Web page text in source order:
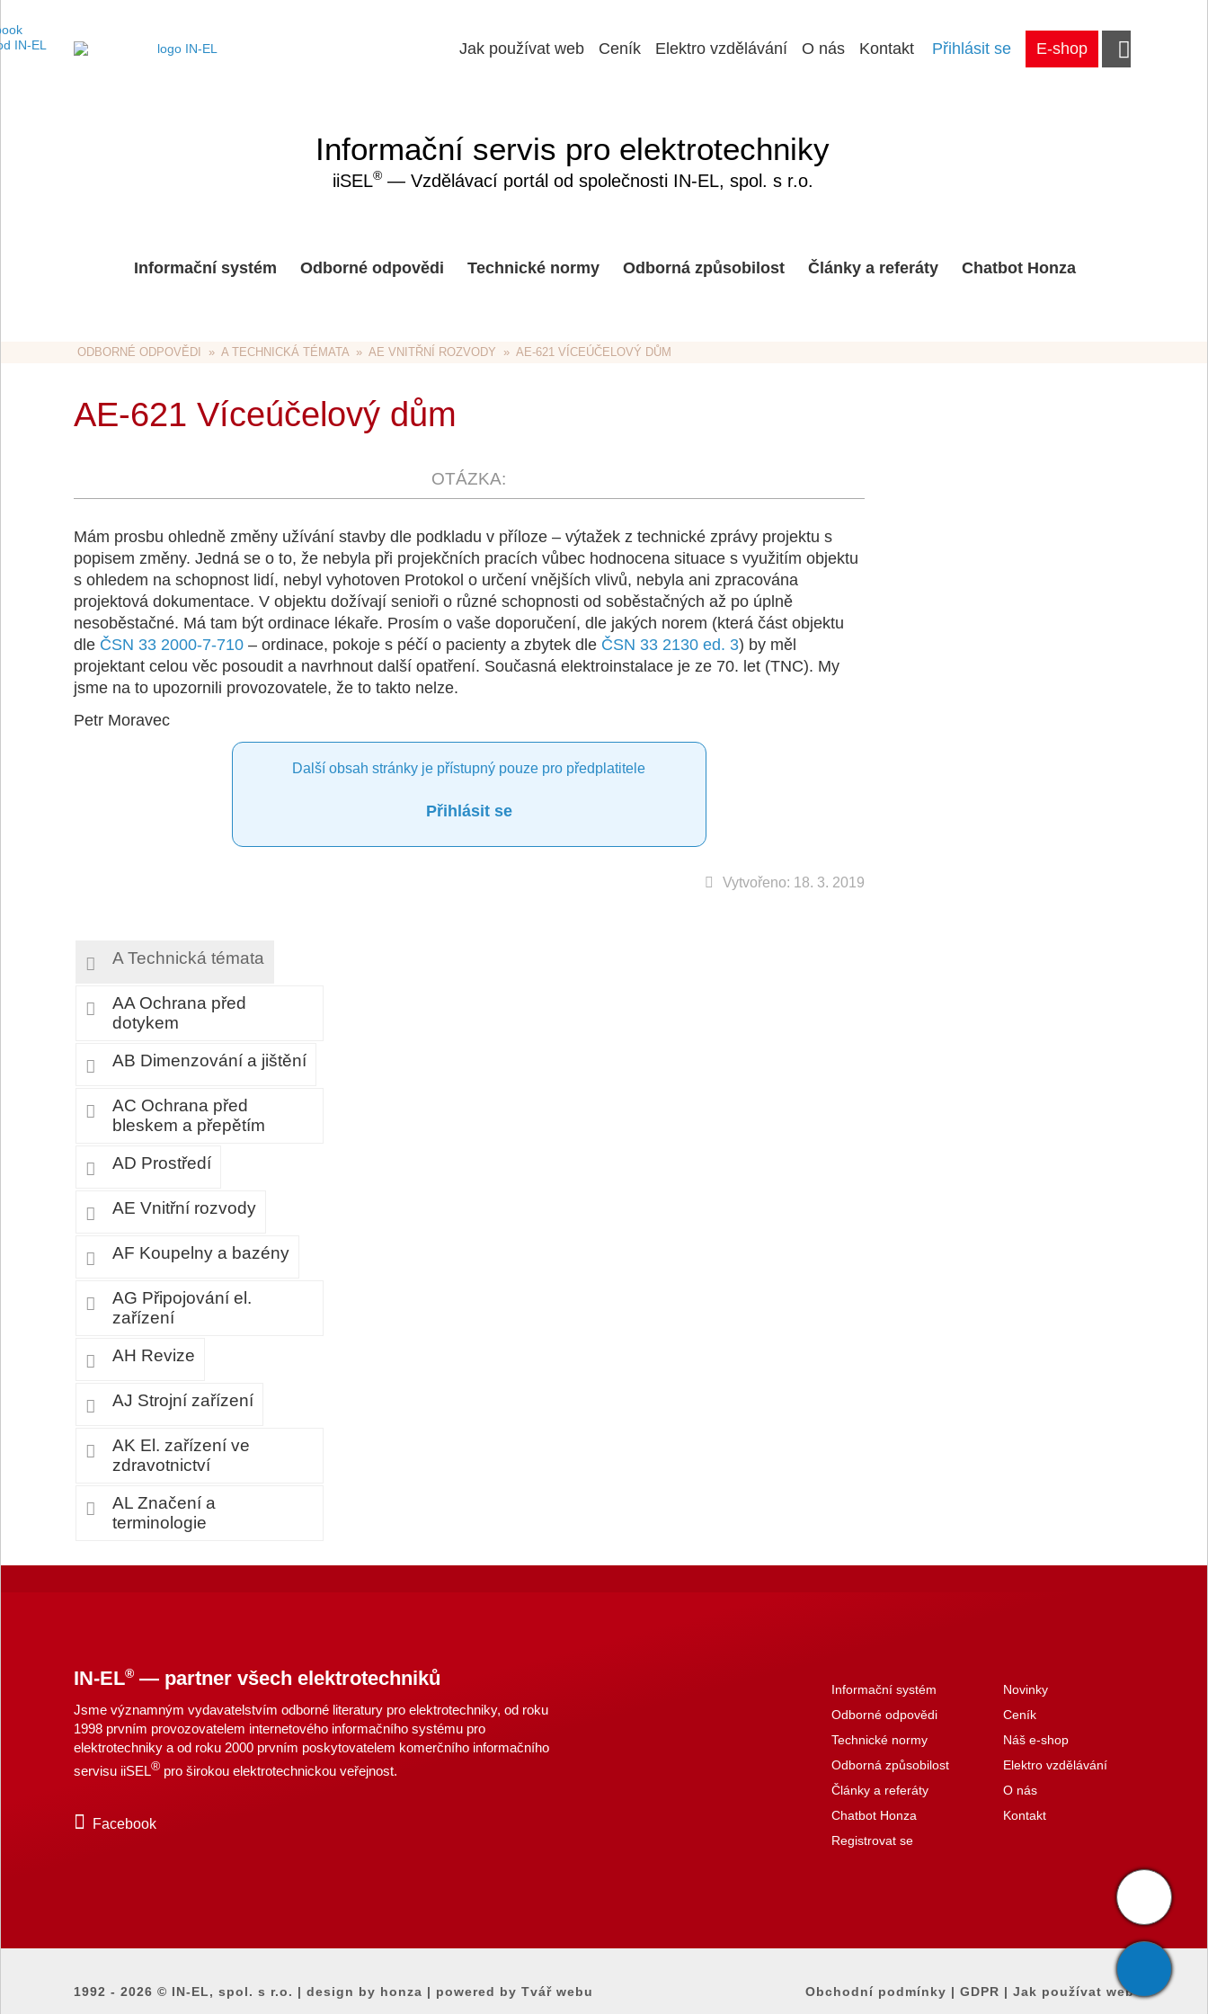
Přihlásit se E-shop
Jak používat web Ceník Elektro vzdělávání O nás Kontakt
Informační servis pro elektrotechniky
iiSEL®— Vzdělávací portál od společnosti IN-EL, spol. s r.o.
Informační systém Odborné odpovědi Technické normy Odborná způsobilost Články a referáty Chatbot Honza
ODBORNÉ ODPOVĚDI
  »
A TECHNICKÁ TÉMATA
  »
AE VNITŘNÍ ROZVODY
  »  AE-621 VÍCEÚČELOVÝ DŮM
AE-621 Víceúčelový dům
Mám prosbu ohledně změny užívání stavby dle podkladu v příloze – výtažek z technické zprávy projektu s
popisem změny. Jedná se o to, že nebyla při projekčních pracích vůbec hodnocena situace s využitím objektu
s ohledem na schopnost lidí, nebyl vyhotoven Protokol o určení vnějších vlivů, nebyla ani zpracována
projektová dokumentace. V objektu dožívají senioři o různé schopnosti od soběstačných až po úplně
nesoběstačné. Má tam být ordinace lékaře. Prosím o vaše doporučení, dle jakých norem (která část objektu
dle ČSN 33 2000-7-710– ordinace, pokoje s péčí o pacienty a zbytek dle ČSN 33 2130 ed. 3) by měl
projektant celou věc posoudit a navrhnout další opatření. Současná elektroinstalace je ze 70. let (TNC). My
jsme na to upozornili provozovatele, že to takto nelze.
Petr Moravec
Další obsah stránky je přístupný pouze pro předplatitele
Přihlásit se
Vytvořeno: 18. 3. 2019
A Technická témata
AA Ochrana před
dotykem
AB Dimenzování a jištění
AC Ochrana před
bleskem a přepětím
AD Prostředí
AE Vnitřní rozvody
AF Koupelny a bazény
AG Připojování el.
zařízení
AH Revize
AJ Strojní zařízení
AK El. zařízení ve
zdravotnictví
AL Značení a
terminologie
IN-EL®— partner všech elektrotechniků
Jsme významným vydavatelstvím odborné literatury pro elektrotechniky, od roku
1998 prvním provozovatelem internetového informačního systému pro
elektrotechniky a od roku 2000 prvním poskytovatelem komerčního informačního
servisu iiSEL®pro širokou elektrotechnickou veřejnost.
Facebook
Novinky
Ceník
Náš e-shop
Elektro vzdělávání
O nás
Kontakt
Informační systém
Odborné odpovědi
Technické normy
Odborná způsobilost
Články a referáty
Chatbot Honza
Registrovat se
1992 - 2026 © IN-EL, spol. s r.o. | design by honza | powered by Tvář webu Obchodní podmínky |GDPR |Jak používat web